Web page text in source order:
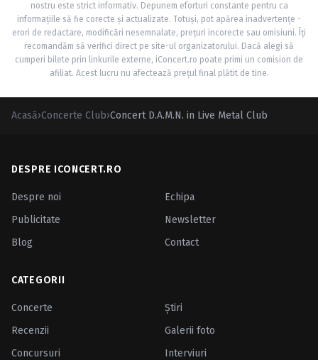
nostru este strict informativ. Depunem eforturi constante pentru ca
informațiile să fie corecte și actualizate. Totuși, pot apărea inadvertențe -
erori de redactare, modificări nesemnalate, prețuri incorecte sau omisiuni. Îți
recomandăm să verifici direct pe site-ul organizatorului. Dacă alegi să
cumperi bilete prin linkurile externe, iConcert.ro poate primi un comision de
afiliat. Acest lucru nu afectează prețul final plătit de tine.
Acasă›Concerte Club›Concert D.A.M.N. in Live Metal Club
DESPRE ICONCERT.RO
Despre noi
Echipa
Publicitate
Newsletter
Blog
Contact
CATEGORII
Concerte
Ştiri
Recenzii
Galerii foto
Concursuri
Interviuri